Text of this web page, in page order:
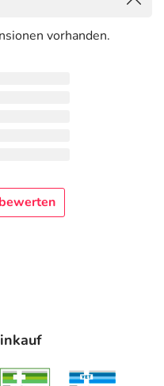
geeignet. Aua?
was tierisch gute
das Pflaster in der
die Wunde und
oder
lustigen Tiermotiven
abziehen
vorhanden.